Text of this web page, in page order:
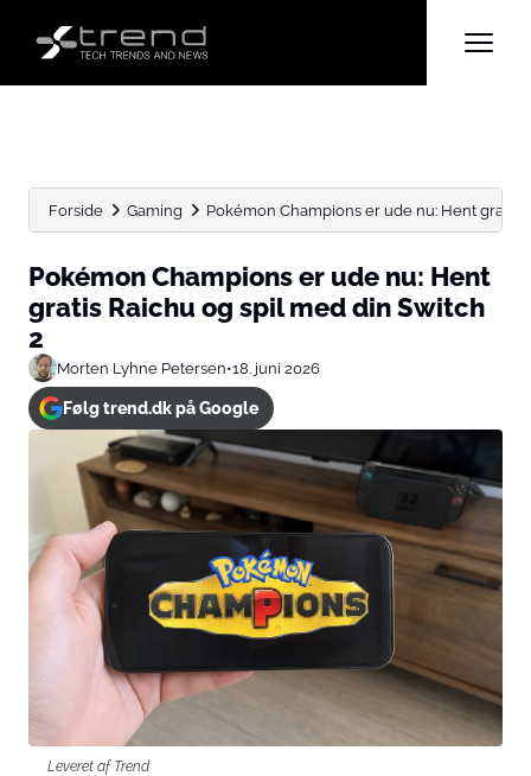
Forside Gaming Pokémon Champions er ude nu: Hent gratis
Pokémon Champions er ude nu: Hent
gratis Raichu og spil med din Switch
2
Morten Lyhne Petersen•18. juni 2026
Følg trend.dk på Google
Leveret af Trend